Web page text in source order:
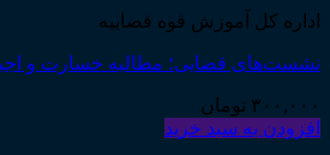
اداره کل آموزش قوه قضاییه
نشست‌های قضایی؛ مطالبه خسارت و
۳۰۰,۰۰۰ تومان
افزودن به سبد خرید